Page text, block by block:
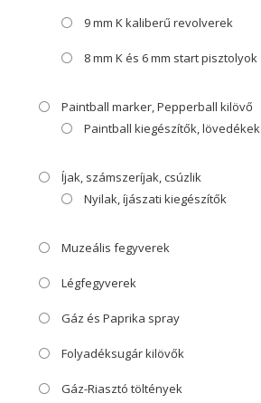
9 mm K kaliberű revolverek
8 mm K és 6 mm start pisztolyok
Paintball marker, Pepperball kilövő
Paintball kiegészítők, lövedékek
Íjak, számszeríjak, csúzlik
Nyilak, íjászati kiegészítők
Muzeális fegyverek
Légfegyverek
Gáz és Paprika spray
Folyadéksugár kilövők
Gáz-Riasztó töltények